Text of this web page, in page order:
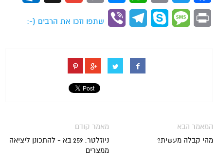
Print
Message
Skype
Telegram
Viber
שתפו וזכו את הרבים (-:
מאמר קודם
ניוזלטר: 259 בא - להתכונן ליציאה
ממצרים
המאמר הבא
מהי קבלה מעשית?